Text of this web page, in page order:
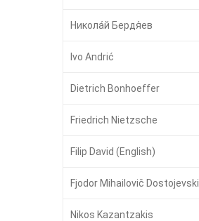
Никола́й Бердя́ев
Ivo Andrić
Dietrich Bonhoeffer
Friedrich Nietzsche
Filip David (English)
Fjodor Mihailovič Dostojevski
Nikos Kazantzakis